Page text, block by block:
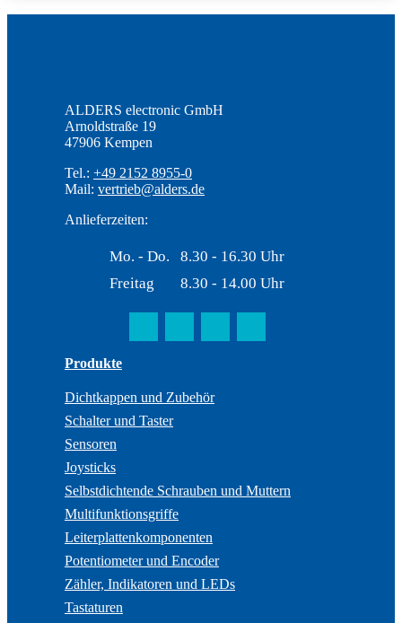
ALDERS electronic GmbH
Arnoldstraße 19
47906 Kempen
Tel.: +49 2152 8955-0
Mail: vertrieb@alders.de
Anlieferzeiten:
Mo. - Do.
8.30 - 16.30 Uhr
Freitag
8.30 - 14.00 Uhr
Produkte
Dichtkappen und Zubehör
Schalter und Taster
Sensoren
Joysticks
Selbstdichtende Schrauben und Muttern
Multifunktionsgriffe
Leiterplattenkomponenten
Potentiometer und Encoder
Zähler, Indikatoren und LEDs
Tastaturen